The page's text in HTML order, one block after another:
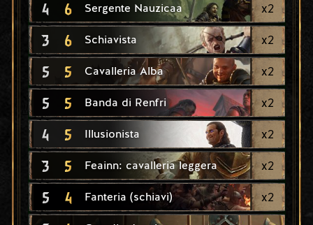
4 6 Sergente Nauzicaa x2
3 6 Schiavista x2
5 5 Cavalleria Alba x2
5 5 Banda di Renfri x2
4 5 Illusionista x2
3 5 Feainn: cavalleria leggera x2
5 4 Fanteria (schiavi) x2